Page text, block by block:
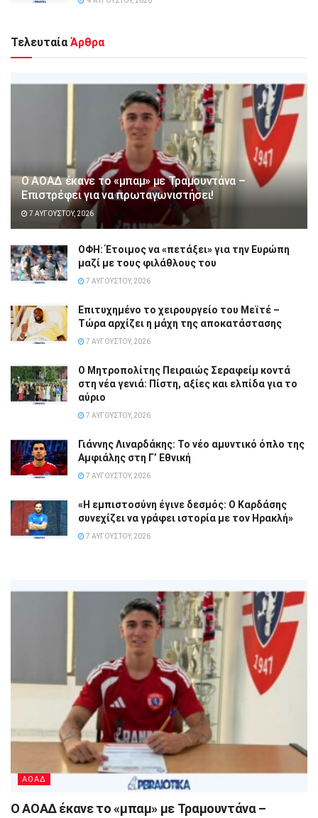
Τελευταία Άρθρα
Ο ΑΟΑΔ έκανε το «μπαμ» με Τραμουντάνα –
Επιστρέφει για να πρωταγωνιστήσει!
7 ΑΥΓΟΎΣΤΟΥ, 2026
ΟΦΗ: Έτοιμος να «πετάξει» για την Ευρώπη
μαζί με τους φιλάθλους του
7 ΑΥΓΟΎΣΤΟΥ, 2026
Επιτυχημένο το χειρουργείο του Μεϊτέ –
Τώρα αρχίζει η μάχη της αποκατάστασης
7 ΑΥΓΟΎΣΤΟΥ, 2026
Ο Μητροπολίτης Πειραιώς Σεραφείμ κοντά
στη νέα γενιά: Πίστη, αξίες και ελπίδα για το
αύριο
7 ΑΥΓΟΎΣΤΟΥ, 2026
Γιάννης Λιναρδάκης: Το νέο αμυντικό όπλο της
Αμφιάλης στη Γ’ Εθνική
7 ΑΥΓΟΎΣΤΟΥ, 2026
«Η εμπιστοσύνη έγινε δεσμός: Ο Καρδάσης
συνεχίζει να γράφει ιστορία με τον Ηρακλή»
7 ΑΥΓΟΎΣΤΟΥ, 2026
ΑΟΑΔ
Ο ΑΟΑΔ έκανε το «μπαμ» με Τραμουντάνα –